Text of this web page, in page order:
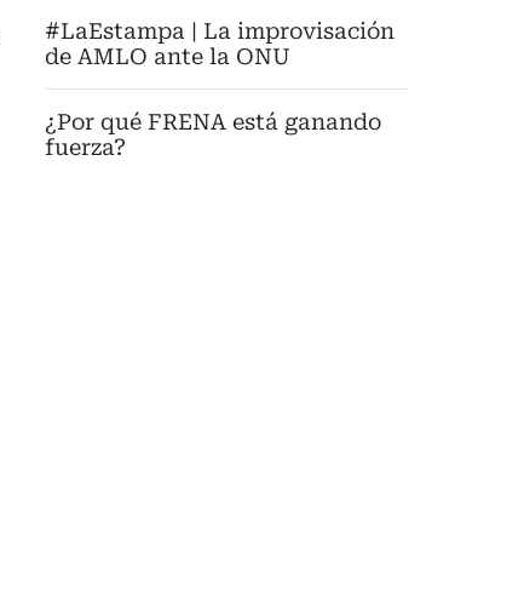
#LaEstampa | La improvisación
de AMLO ante la ONU
¿Por qué FRENA está ganando
fuerza?